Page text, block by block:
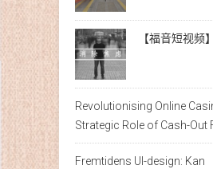
【福音短视频
Revolutionising Online
Strategic Role of Cash-Out
Fremtidens UI-design: Kan